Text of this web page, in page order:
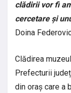
clădirii vor fi
cercetare și
Doina
Clădirea
Prefecturii
din oraș care a